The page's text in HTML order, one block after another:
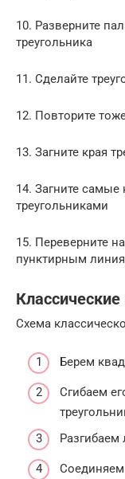
10. Разверните
треугольника
11. Сделайте
12. Повторите
13. Загните края
14. Загните
треугольниками
15. Переверните
пунктирным
Схема
Берем
Сгибаем
Разгибаем